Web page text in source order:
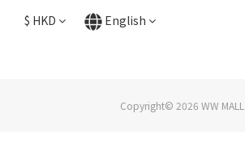
$ HKD English
Copyright© 2026 WW MALL